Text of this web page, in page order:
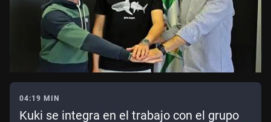
04:19 MIN
Kuki se integra en el trabajo con el grupo